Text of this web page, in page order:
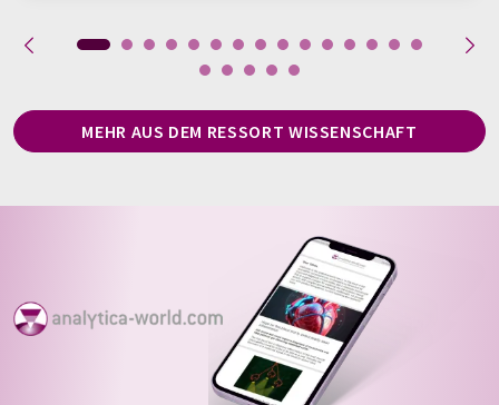
MEHR AUS DEM RESSORT WISSENSCHAFT